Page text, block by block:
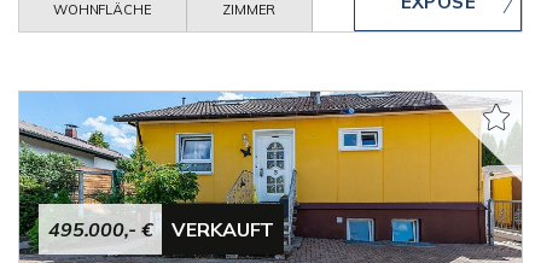
WOHNFLÄCHE
ZIMMER
495.000,- € VERKAUFT